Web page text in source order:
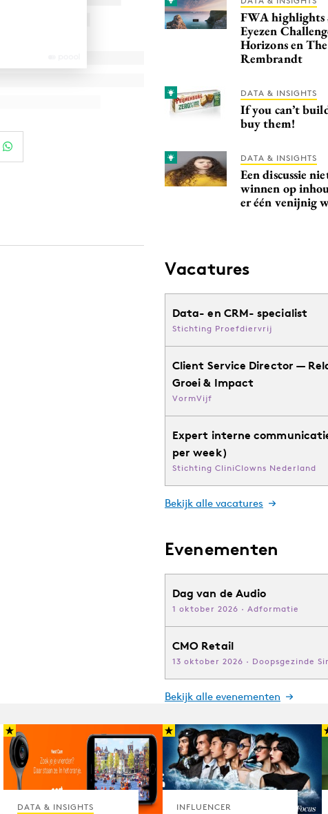
FWA highlights
Eyezen
Horizons en
Rembrandt
DATA & INSIGHTS
If you can’t
buy them!
DATA & INSIGHTS
Een discussie
winnen op
er één venijnig
Vacatures
Data- en CRM- specialist
Stichting Proefdiervrij
Client Service Director —
Groei & Impact
VormVijf
Expert interne
per week)
Stichting CliniClowns Nederland
Bekijk alle vacatures
Evenementen
Dag van de Audio
1 oktober 2026 · Adformatie
CMO Retail
13 oktober 2026 · Doopsgezinde
Bekijk alle evenementen
DATA & INSIGHTS
INFLUENCER